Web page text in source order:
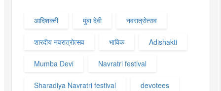
आदिशक्ती मुंबा देवी नवरात्रोत्सव
शारदीय नवरात्रोत्सव भाविक Adishakti
Mumba Devi Navratri festival
Sharadiya Navratri festival devotees